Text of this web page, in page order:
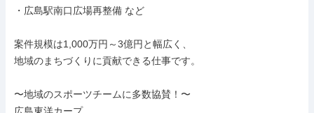
・広島駅南口広場再整備 など
案件規模は1,000万円～3億円と幅広く、
地域のまちづくりに貢献できる仕事です。
〜地域のスポーツチームに多数協賛！〜